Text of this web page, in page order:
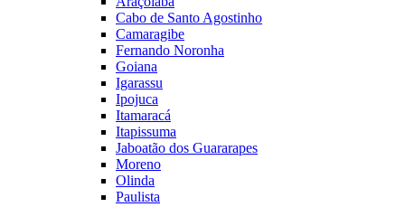
Cabo de Santo Agostinho
Camaragibe
Fernando Noronha
Goiana
Igarassu
Ipojuca
Itamaracá
Itapissuma
Jaboatão dos Guararapes
Moreno
Olinda
Paulista